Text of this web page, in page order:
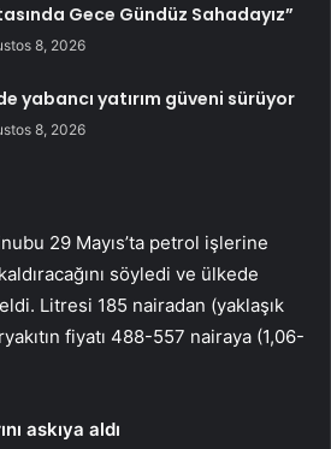
Gece Gündüz Sahadayız”
8, 2026
yabancı yatırım güveni sürüyor
8, 2026
29 Mayıs’ta petrol işlerine
söyledi ve ülkede
Litresi 185 nairadan (yaklaşık
fiyatı 488-557 nairaya (1,06-
askıya aldı